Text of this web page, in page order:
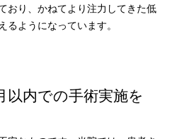
おり、かねてより注力してきた低
るようになっています。
以内での手術実施を